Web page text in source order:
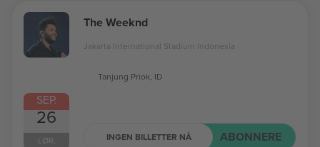
SEP.
26
LØR.
The Weeknd
Jakarta International Stadium Indonesia
Tanjung Priok, ID
INGEN BILLETTER NÅ ABONNERE